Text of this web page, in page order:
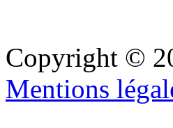
Copyright ©
Mentions